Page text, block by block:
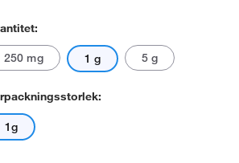
250 mg 1 g 5 g
1g